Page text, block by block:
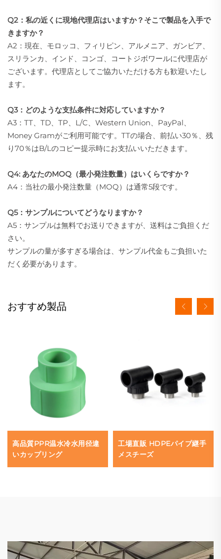
Q2：私の近くに現地代理店はいますか？そこで製品を入手で
きますか？
A2：現在、モロッコ、フィリピン、アルメニア、ガンビア、
スリランカ、インド、コンゴ、コートジボワールに代理店が
ございます。代理店としてご協力いただける方も歓迎いたし
ます。
Q3：どのような支払条件に対応していますか？
A3：TT、TD、TP、L/C、Western Union、PayPal、
Money Gramがご利用可能です。TTの場合、前払い30％、残
り70％はB/Lのコピー提示時にお支払いいただきます。
Q4: あなたのMOQ（最小発注数量）はいくらですか？
A4：当社の最小発注数量（MOQ）は通常5段です。
Q5：サンプルについてどうなりますか？
A5：サンプルは無料でお送りできますが、送料はご負担くだ
さい。
サンプルの量が多すぎる場合は、サンプル代金もご負担いた
だく必要があります。
おすすめ製品
高品質PPR温水冷水用径違
いカップリング
工場直販 HDPEパイプ継手
メスチーズ